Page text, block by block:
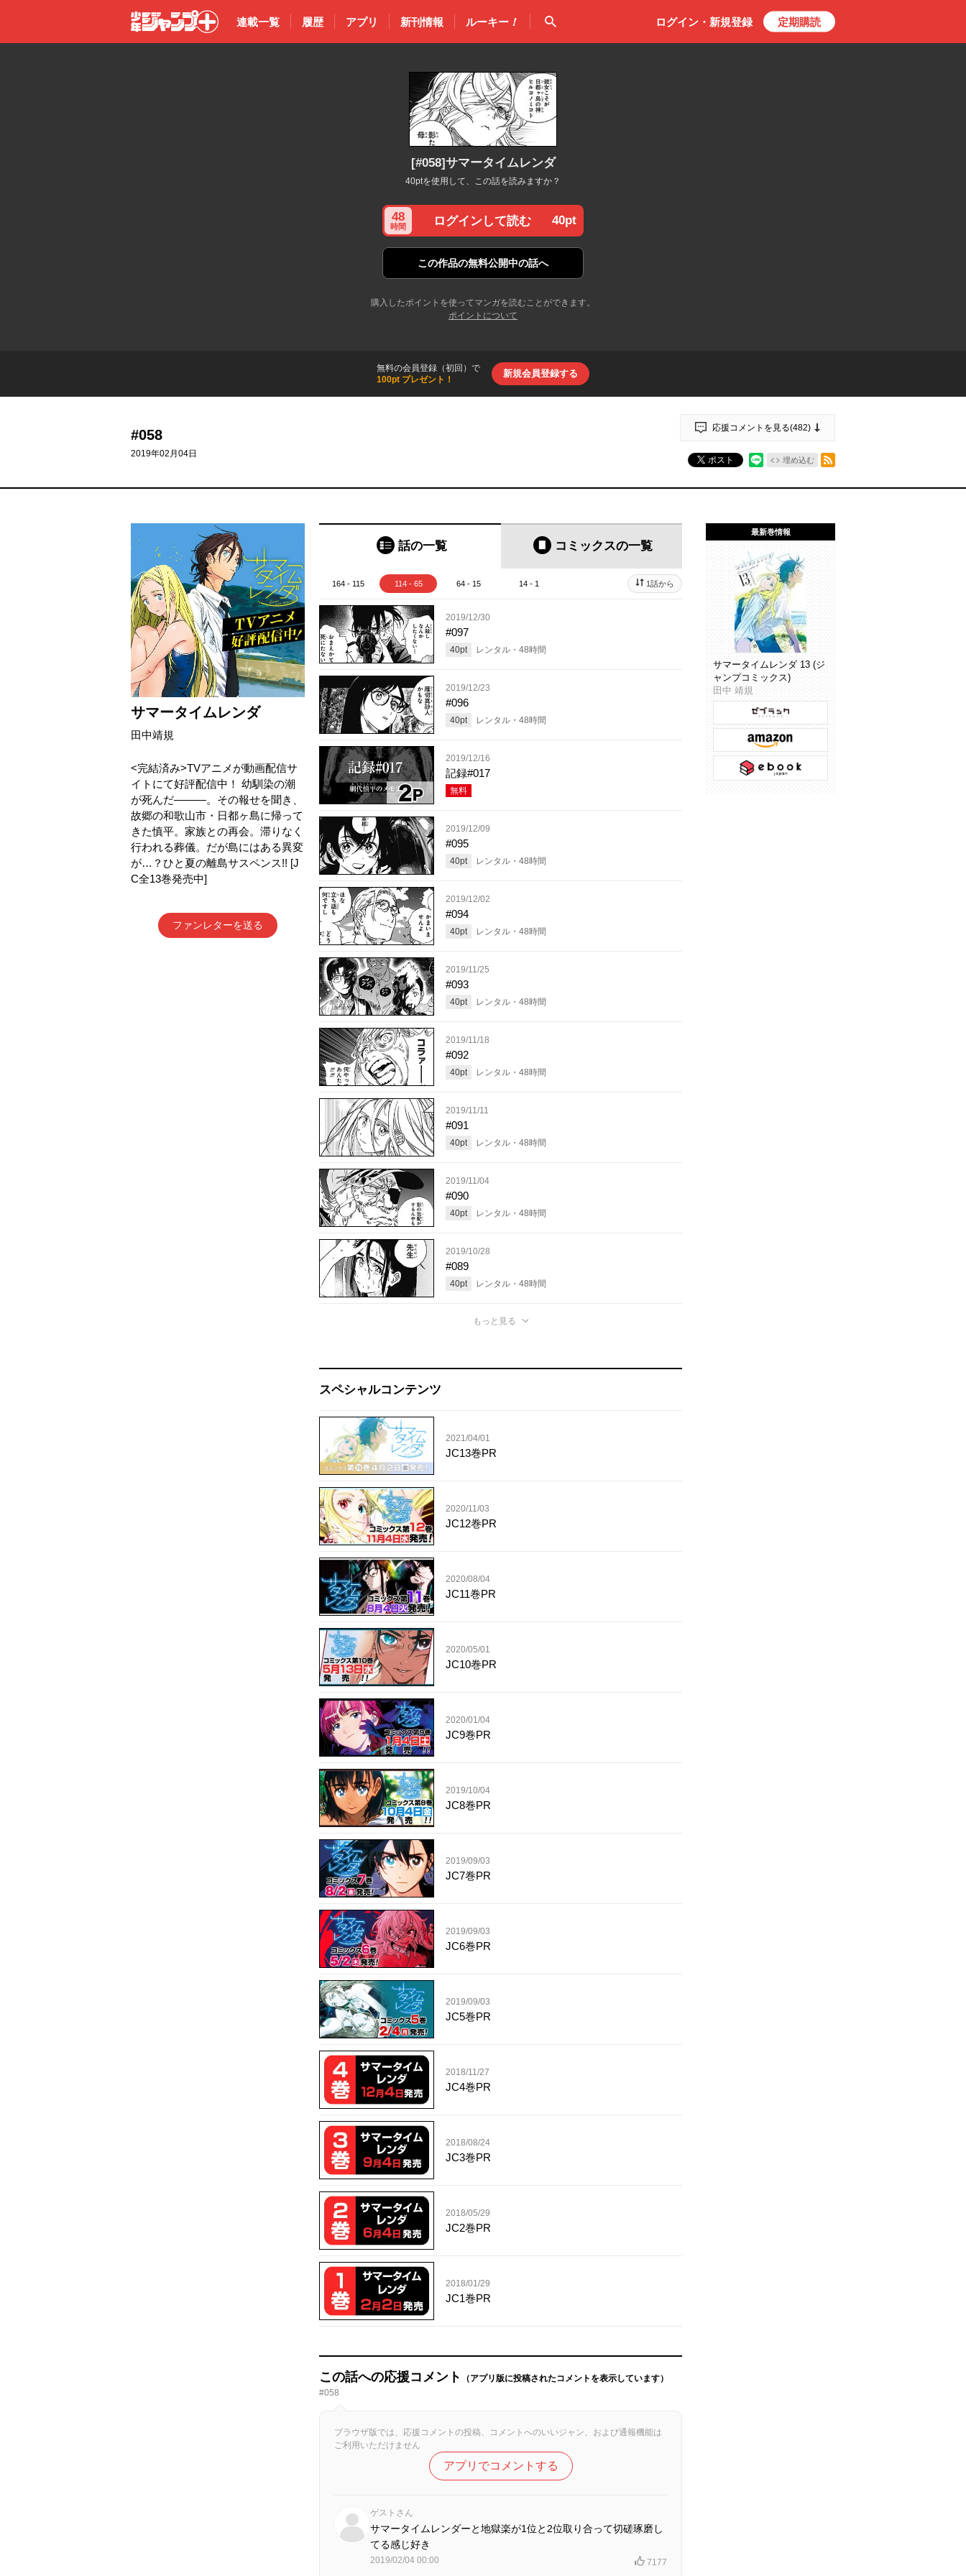
少年ジャン
連載一覧 履歴 アプリ 新刊情報 ルーキー！ 検索 ログイン・ 新規登録 定期購読
[#058]サマータイムレンダ
40ptを使用して、この話を読みますか？
48
時間 ログインして読む 40pt
この作品の無料公開中の話へ
購入したポイントを使ってマンガを読むことができます。
ポイントについて
無料の会員登録（初回）で
100pt プレゼント！
新規会員登録する
#058
2019年02月04日
応援コメントを見る(482)
ポスト 埋め込む
サマータイムレンダ
田中靖規
<完結済み>TVアニメが動画配信サ
イトにて好評配信中！ 幼馴染の潮
が死んだ―――。その報せを聞き、
故郷の和歌山市・日都ヶ島に帰って
きた慎平。家族との再会。滞りなく
行われる葬儀。だが島にはある異変
が…？ひと夏の離島サスペンス!! [J
C全13巻発売中]
ファンレターを送る
話の一覧 コミックスの一覧
164 - 115 114 - 65 64 - 15 14 - 1 1話から
2019/12/30
#097
40pt レンタル・ 48時間
2019/12/23
#096
40pt レンタル・ 48時間
2019/12/16
記録#017
無料
2019/12/09
#095
40pt レンタル・ 48時間
2019/12/02
#094
40pt レンタル・ 48時間
2019/11/25
#093
40pt レンタル・ 48時間
2019/11/18
#092
40pt レンタル・ 48時間
2019/11/11
#091
40pt レンタル・ 48時間
2019/11/04
#090
40pt レンタル・ 48時間
2019/10/28
#089
40pt レンタル・ 48時間
もっと見る
スペシャルコンテンツ
2021/04/01
JC13巻PR
2020/11/03
JC12巻PR
2020/08/04
JC11巻PR
2020/05/01
JC10巻PR
2020/01/04
JC9巻PR
2019/10/04
JC8巻PR
2019/09/03
JC7巻PR
2019/09/03
JC6巻PR
2019/09/03
JC5巻PR
2018/11/27
JC4巻PR
2018/08/24
JC3巻PR
2018/05/29
JC2巻PR
2018/01/29
JC1巻PR
この話への応援コメント
（アプリ版に投稿されたコメントを表示しています）
#058
ブラウザ版では、応援コメントの投稿、コメントへのいいジャン、および通報機能は
ご利用いただけません
アプリでコメントする
ゲストさん
サマータイムレンダーと地獄楽が1位と2位取り合って切磋琢磨し
てる感じ好き
2019/02/04 00:00 7177
最新巻情報
サマータイムレンダ 13 (ジ
ャンプコミックス)
田中 靖規